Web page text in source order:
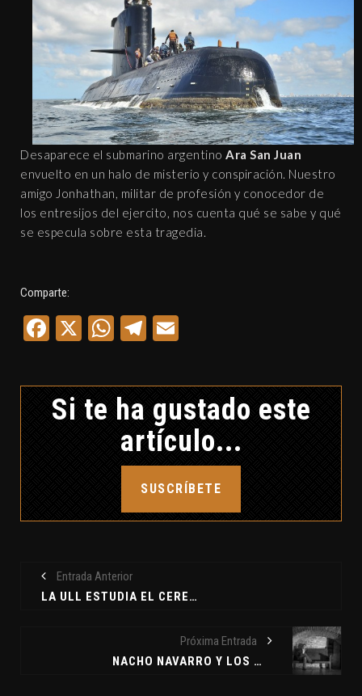
Desaparece el submarino argentino Ara San Juan
envuelto en un halo de misterio y conspiración. Nuestro
amigo Jonhathan, militar de profesión y conocedor de
los entresijos del ejercito, nos cuenta qué se sabe y qué
se especula sobre esta tragedia.
Comparte:
Facebook
X WhatsApp
Telegram
Si te ha gustado este
artículo...
SUSCRÍBETE
Entrada Anterior
LA ULL ESTUDIA EL CEREBRO Y LA MEDITACIÓN - MARTÍN PÉREZ, EXPLORADOR URBANO - ENTREVISTA A DAVID CUEVAS: ANNE GERMAIN
Próxima Entrada
NACHO NAVARRO Y LOS MISTERIOS DE ARAGÓN - DAVID CUEVAS Y LAS CARAS DE BÉLMEZ - SESAME CREDITS